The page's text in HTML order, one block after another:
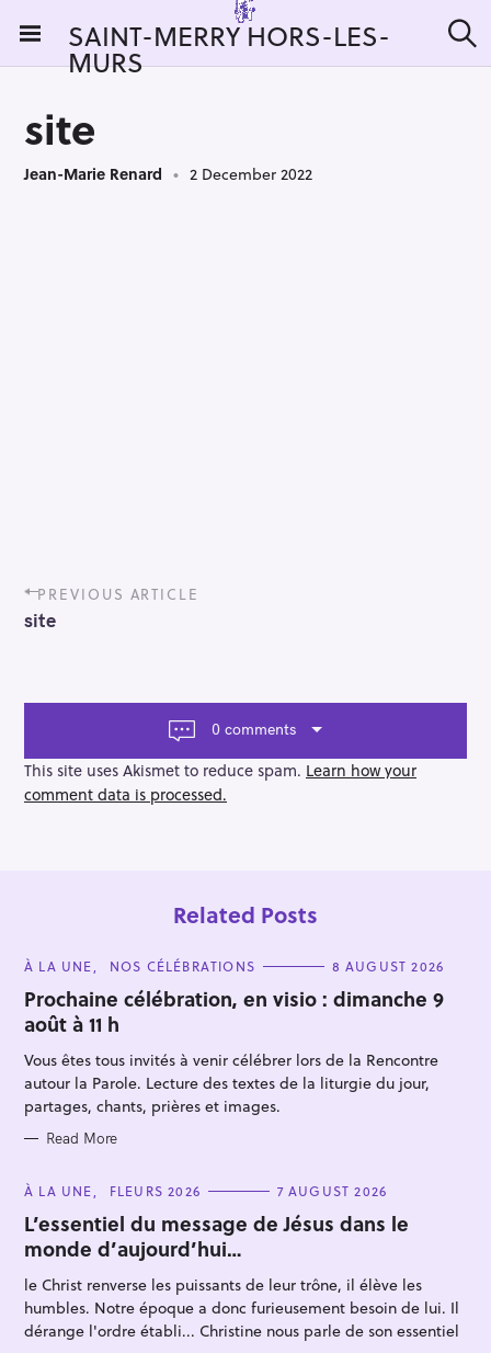
i
SAINT-MERRY HORS-LES-
MURS e
site
Jean-Marie Renard 2 December 2022
P
o
s
a
g
a
t
PREVIOUS ARTICLE
site
0 comments
This site uses Akismet to reduce spam. Learn how your
comment data is processed.
Related Posts
C
T
E
G
O
R
I
E
S
À LA UNE NOS CÉLÉBRATIONS 8 AUGUST 2026
Prochaine célébration, en visio : dimanche 9
août à 11 h
Vous êtes tous invités à venir célébrer lors de la Rencontre
autour la Parole. Lecture des textes de la liturgie du jour,
partages, chants, prières et images.
Read More
C
T
E
G
O
R
I
E
S
À LA UNE FLEURS 2026 7 AUGUST 2026
L’essentiel du message de Jésus dans le
monde d’aujourd’hui…
le Christ renverse les puissants de leur trône, il élève les
humbles. Notre époque a donc furieusement besoin de lui. Il
dérange l'ordre établi... Christine nous parle de son essentiel
S
a
c
h